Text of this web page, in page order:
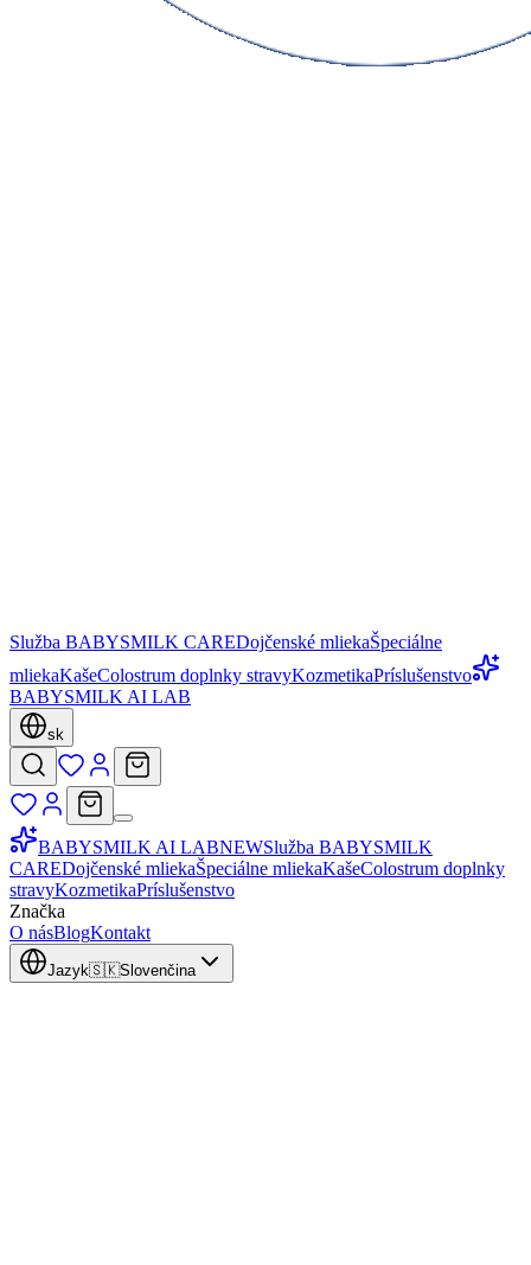
Služba BABYSMILK CAREDojčenské mliekaŠpeciálne
mliekaKašeColostrum doplnky stravyKozmetikaPríslušenstvo
BABYSMILK AI LAB
sk
BABYSMILK AI LABNEWSlužba BABYSMILK
CAREDojčenské mliekaŠpeciálne mliekaKašeColostrum doplnky
stravyKozmetikaPríslušenstvo
Značka
O násBlogKontakt
Jazyk🇸🇰Slovenčina